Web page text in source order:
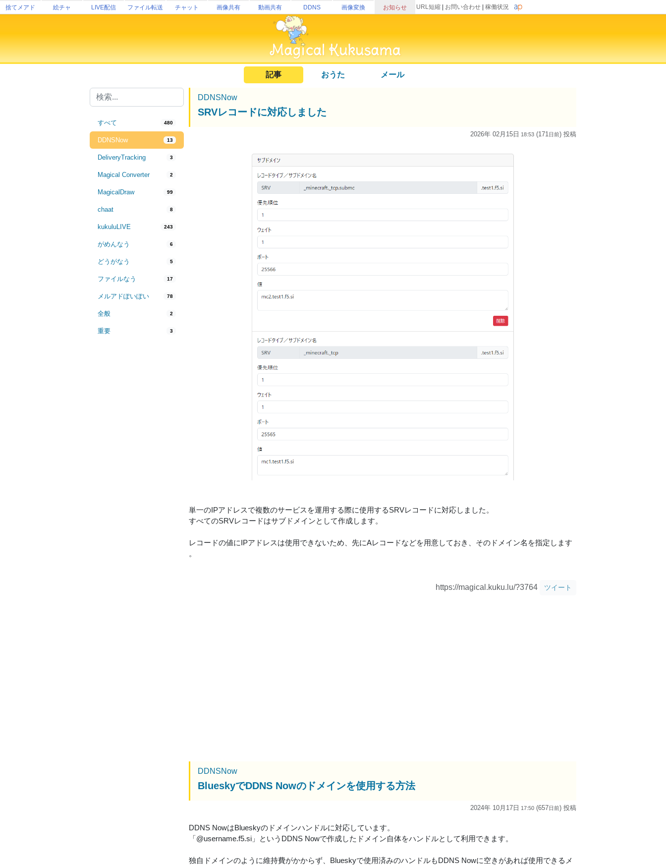
捨てメアド 絵チャ LIVE配信 ファイル転送 チャット 画像共有 動画共有 DDNS 画像変換 お知らせ URL短縮 お問い合わせ 稼働状況
記事 おうた メール
すべて 480
DDNSNow 13
DeliveryTracking 3
Magical Converter 2
MagicalDraw 99
chaat 8
kukuluLIVE 243
がめんなう 6
どうがなう 5
ファイルなう 17
メルアドぽいぽい 78
全般 2
重要 3
DDNSNow
SRVレコードに対応しました
2026年 02月15日 18:53 (171日前) 投稿
単一のIPアドレスで複数のサービスを運用する際に使用するSRVレコードに対応しました。
すべてのSRVレコードはサブドメインとして作成します。
レコードの値にIPアドレスは使用できないため、先にAレコードなどを用意しておき、そのドメイン名を指定します
。
https://magical.kuku.lu/?3764 ツイート
DDNSNow
BlueskyでDDNS Nowのドメインを使用する方法
2024年 10月17日 17:50 (657日前) 投稿
DDNS NowはBlueskyのドメインハンドルに対応しています。
「@username.f5.si」というDDNS Nowで作成したドメイン自体をハンドルとして利用できます。
独自ドメインのように維持費がかからず、Blueskyで使用済みのハンドルもDDNS Nowに空きがあれば使用できるメ